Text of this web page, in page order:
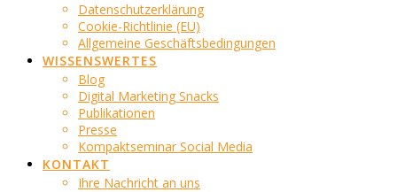
Datenschutzerklärung
Cookie-Richtlinie (EU)
Allgemeine Geschäftsbedingungen
WISSENSWERTES
Blog
Digital Marketing Snacks
Publikationen
Presse
Kompaktseminar Social Media
KONTAKT
Ihre Nachricht an uns